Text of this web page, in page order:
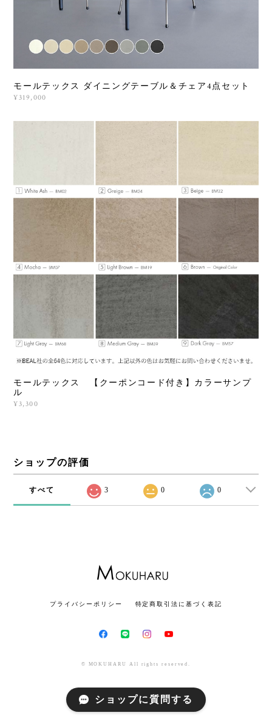
モールテックス ダイニングテーブル＆チェア4点セット
¥319,000
モールテックス 【クーポンコード付き】カラーサンプ
ル
¥3,300
ショップの評価
すべて 3 0 0
プライバシーポリシー 特定商取引法に基づく表記
© MOKUHARU All rights reserved.
ショップに質問する